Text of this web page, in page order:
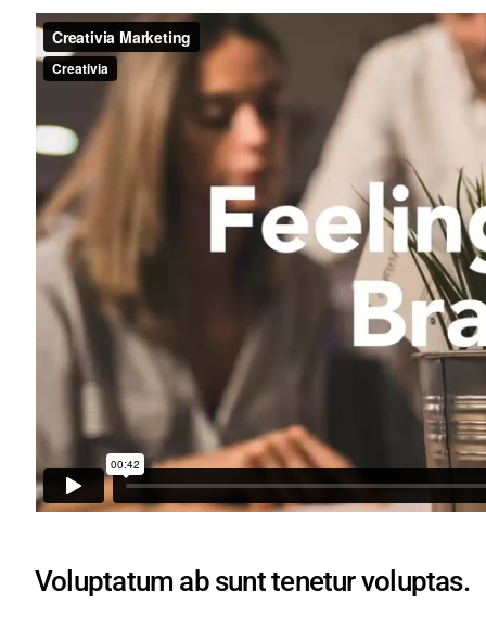
Voluptatum ab sunt tenetur voluptas.